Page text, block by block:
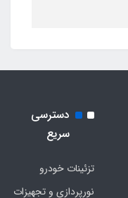
دسترسی
سریع
تزئینات خودرو
نورپردازی و تجهیزات